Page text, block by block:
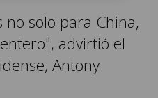
no solo para China,
advirtió el
Antony